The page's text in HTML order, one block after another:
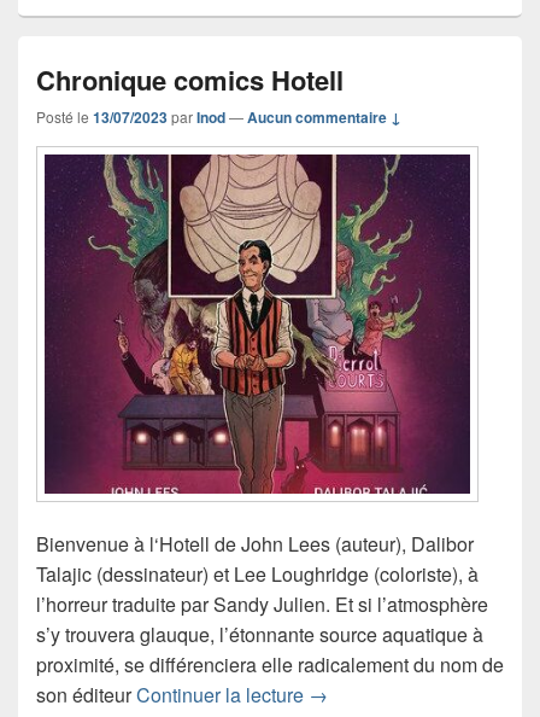
Chronique comics Hotell
Posté le 13/07/2023parInod—Aucun commentaire ↓
Bienvenue à l‘Hotell de John Lees (auteur), Dalibor
Talajic (dessinateur) et Lee Loughridge (coloriste), à
l’horreur traduite par Sandy Julien. Et si l’atmosphère
s’y trouvera glauque, l’étonnante source aquatique à
proximité, se différenciera elle radicalement du nom de
son éditeurContinuer la lecture Chronique comics Hotell
→